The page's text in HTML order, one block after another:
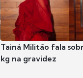
Tainá Militão fala
kg na gravidez